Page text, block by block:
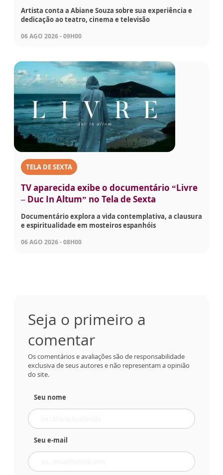
Artista conta a Abiane Souza sobre sua experiência e
dedicação ao teatro, cinema e televisão
06 AGO 2026 - 09H00
TELA DE SEXTA
TV aparecida exibe o documentário “Livre
– Duc In Altum” no Tela de Sexta
Documentário explora a vida contemplativa, a clausura
e espiritualidade em mosteiros espanhóis
06 AGO 2026 - 08H00
Seja o primeiro a
comentar
Os comentários e avaliações são de responsabilidade
exclusiva de seus autores e não representam a opinião
do site.
Seu nome
Seu e-mail